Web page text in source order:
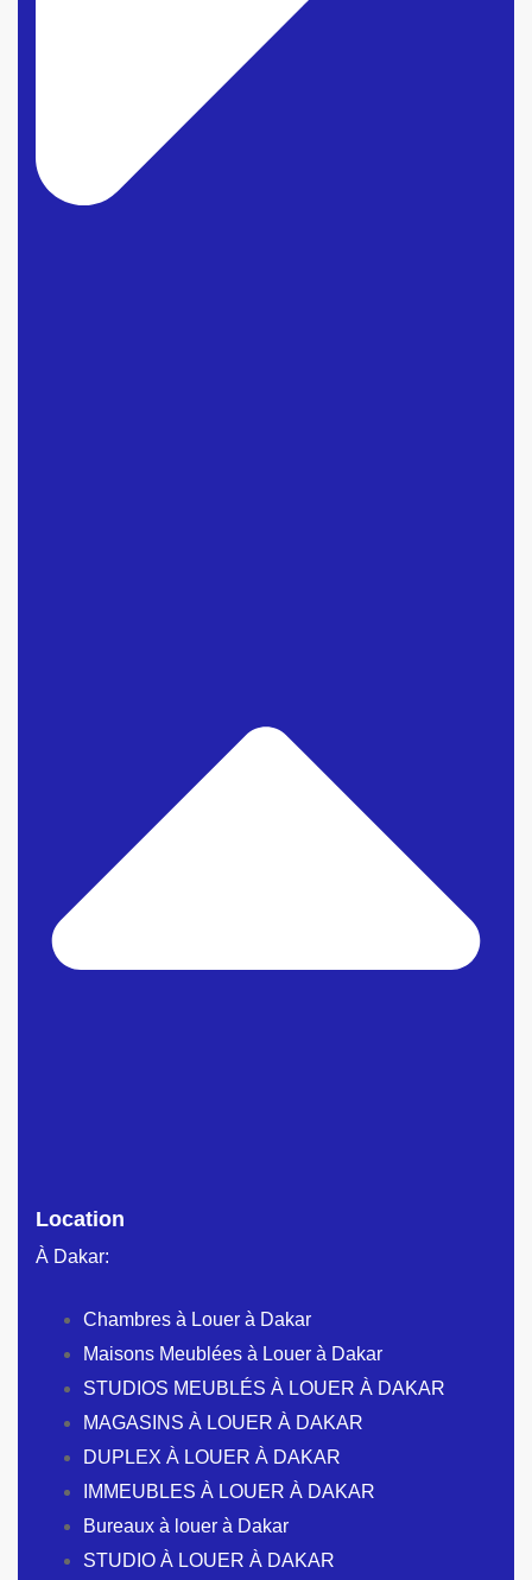
Location
À Dakar:
Chambres à Louer à Dakar
Maisons Meublées à Louer à Dakar
STUDIOS MEUBLÉS À LOUER À DAKAR
MAGASINS À LOUER À DAKAR
DUPLEX À LOUER À DAKAR
IMMEUBLES À LOUER À DAKAR
Bureaux à louer à Dakar
STUDIO À LOUER À DAKAR